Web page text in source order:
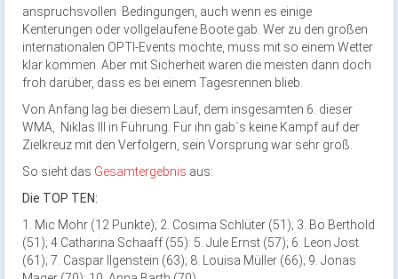
anspruchsvollen Bedingungen, auch wenn es einige
Kenterungen oder vollgelaufene Boote gab. Wer zu den großen
internationalen OPTI-Events möchte, muss mit so einem Wetter
klar kommen. Aber mit Sicherheit waren die meisten dann doch
froh darüber, dass es bei einem Tagesrennen blieb.
Von Anfang lag bei diesem Lauf, dem insgesamten 6. dieser
WMA, Niklas Ill in Führung. Für ihn gab´s keine Kampf auf der
Zielkreuz mit den Verfolgern, sein Vorsprung war sehr groß.
So sieht das Gesamtergebnis aus:
Die TOP TEN:
1. Mic Mohr (12 Punkte); 2. Cosima Schlüter (51); 3. Bo Berthold
(51); 4.Catharina Schaaff (55): 5. Jule Ernst (57); 6. Leon Jost
(61); 7. Caspar Ilgenstein (63); 8. Louisa Müller (66); 9. Jonas